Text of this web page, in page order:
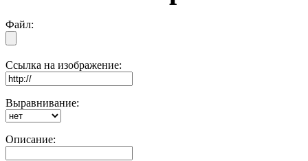
Файл:
Ссылка на изображение:
Выравнивание:
Описание: